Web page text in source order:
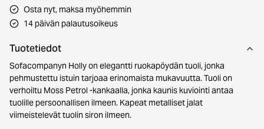
Osta nyt, maksa myöhemmin
14 päivän palautusoikeus
Tuotetiedot
Sofacompanyn Holly on elegantti ruokapöydän tuoli, jonka
pehmustettu istuin tarjoaa erinomaista mukavuutta. Tuoli on
verhoiltu Moss Petrol -kankaalla, jonka kaunis kuviointi antaa
tuolille persoonallisen ilmeen. Kapeat metalliset jalat
viimeistelevät tuolin siron ilmeen.